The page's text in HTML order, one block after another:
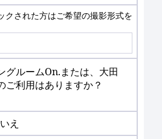
クされた方はご希望の撮影形式を
グルームOn.または、大田
ご利用はありますか？
え